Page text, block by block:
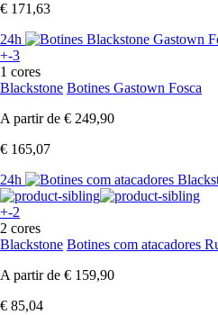
€ 171,63
24h
+-3
1 cores
Blackstone Botines Gastown Fosca
A partir de € 249,90
€ 165,07
24h
+-2
2 cores
Blackstone Botines com atacadores
A partir de € 159,90
€ 85,04